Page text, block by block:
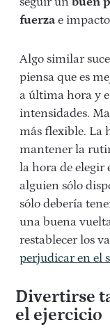
fuerza e
Algo similar
piensa que es
a última hora y
intensidades.
más flexible. La
mantener la
la hora de elegir
alguien sólo
sólo debería
una buena
restablecer los
perjudicar en el
Divertirse
el ejercicio